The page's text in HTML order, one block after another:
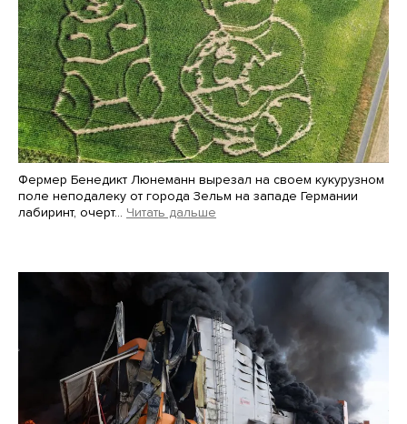
Фермер Бенедикт Люнеманн вырезал на своем кукурузном
поле неподалеку от города Зельм на западе Германии
лабиринт, очерт… Читать дальше